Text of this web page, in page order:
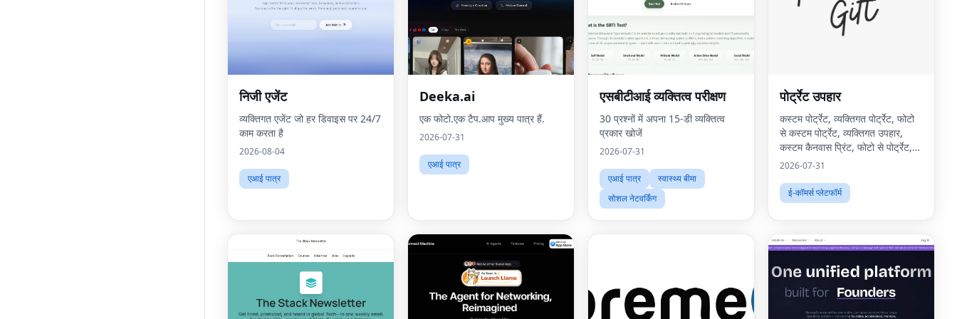
निजी एजेंट
व्यक्तिगत एजेंट जो हर डिवाइस पर 24/7
काम करता है
2026-08-04
एआई पात्र
Deeka.ai
एक फोटो.एक टैप.आप मुख्य पात्र हैं.
2026-07-31
एआई पात्र
एसबीटीआई व्यक्तित्व परीक्षण
30 प्रश्नों में अपना 15-डी व्यक्तित्व
प्रकार खोजें
2026-07-31
एआई पात्र
स्वास्थ्य बीमा
सोशल नेटवर्किंग
पोर्ट्रेट उपहार
कस्टम पोर्ट्रेट, व्यक्तिगत पोर्ट्रेट, फोटो
से कस्टम पोर्ट्रेट, व्यक्तिगत उपहार,
कस्टम कैनवास प्रिंट, फोटो से पोर्ट्रेट,
कस्टम दीवार कला, व्यक्तिगत दीवार कला,
2026-07-31
ई-कॉमर्स प्लेटफॉर्म